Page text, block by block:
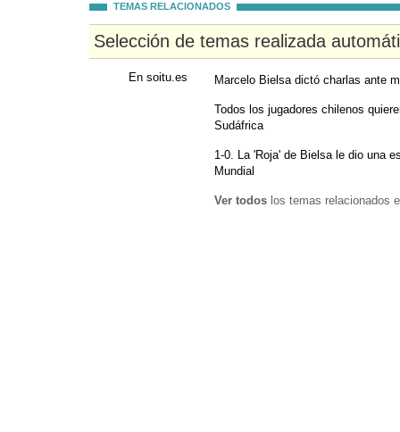
TEMAS RELACIONADOS
Selección de temas realizada
En soitu.es Marcelo Bielsa dictó charlas ante
Todos los jugadores chilenos
Sudáfrica
1-0. La 'Roja' de Bielsa le dio una
Mundial
Ver todos los temas relacionados